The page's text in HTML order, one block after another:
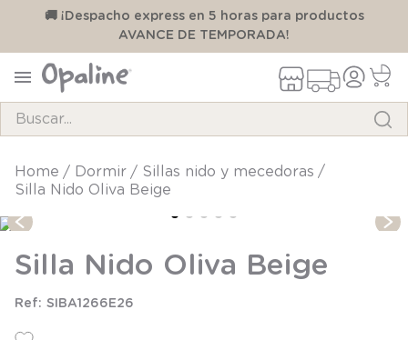
🚚 ¡Despacho express en 5 horas para productos
AVANCE DE TEMPORADA!
dormir
sillas nido y mecedoras
Silla Nido Oliva Beige
Silla Nido Oliva Beige
SIBA1266E26
TÉRMINOS MÁS BUSCADOS
3
zapatillas
4.
body